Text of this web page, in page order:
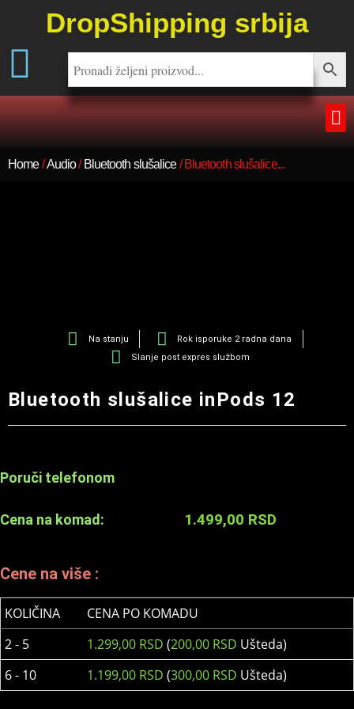
DropShipping srbija
Home/Audio/ Bluetooth slušalice/ Bluetooth slušalice...
Na stanju
Rok isporuke 2 radna dana
Slanje post expres službom
Bluetooth slušalice inPods 12
Poruči telefonom
Cena na komad: 1.499,00 RSD
Cene na više :
KOLIČINA
CENA PO KOMADU
2 - 5
1.299,00 RSD (200,00 RSD Ušteda)
6 - 10
1.199,00 RSD (300,00 RSD Ušteda)